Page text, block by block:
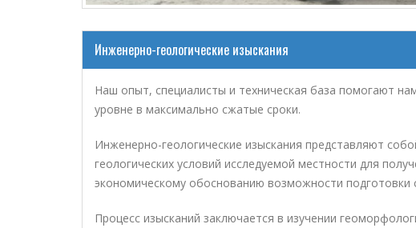
Инженерно-геологические изыскания
Наш опыт, специалисты и техническая база помогают
уровне в максимально сжатые сроки.
Инженерно-геологические изыскания представляют
геологических условий исследуемой местности для
экономическому обоснованию возможности подготовки
Процесс изысканий заключается в изучении